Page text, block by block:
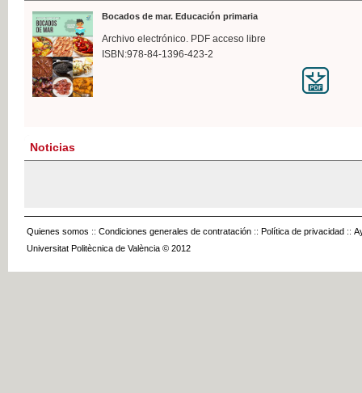
Bocados de mar. Educación primaria
Archivo electrónico. PDF acceso libre
ISBN:978-84-1396-423-2
Noticias
Quienes somos :: Condiciones generales de contratación :: Política de privacidad ::
Universitat Politècnica de València © 2012